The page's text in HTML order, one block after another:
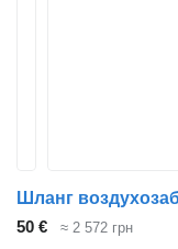
50 € ≈ 2 572 грн